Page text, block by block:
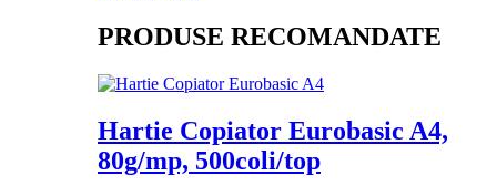
PRODUSE RECOMANDATE
Hartie Copiator Eurobasic A4,
80g/mp, 500coli/top